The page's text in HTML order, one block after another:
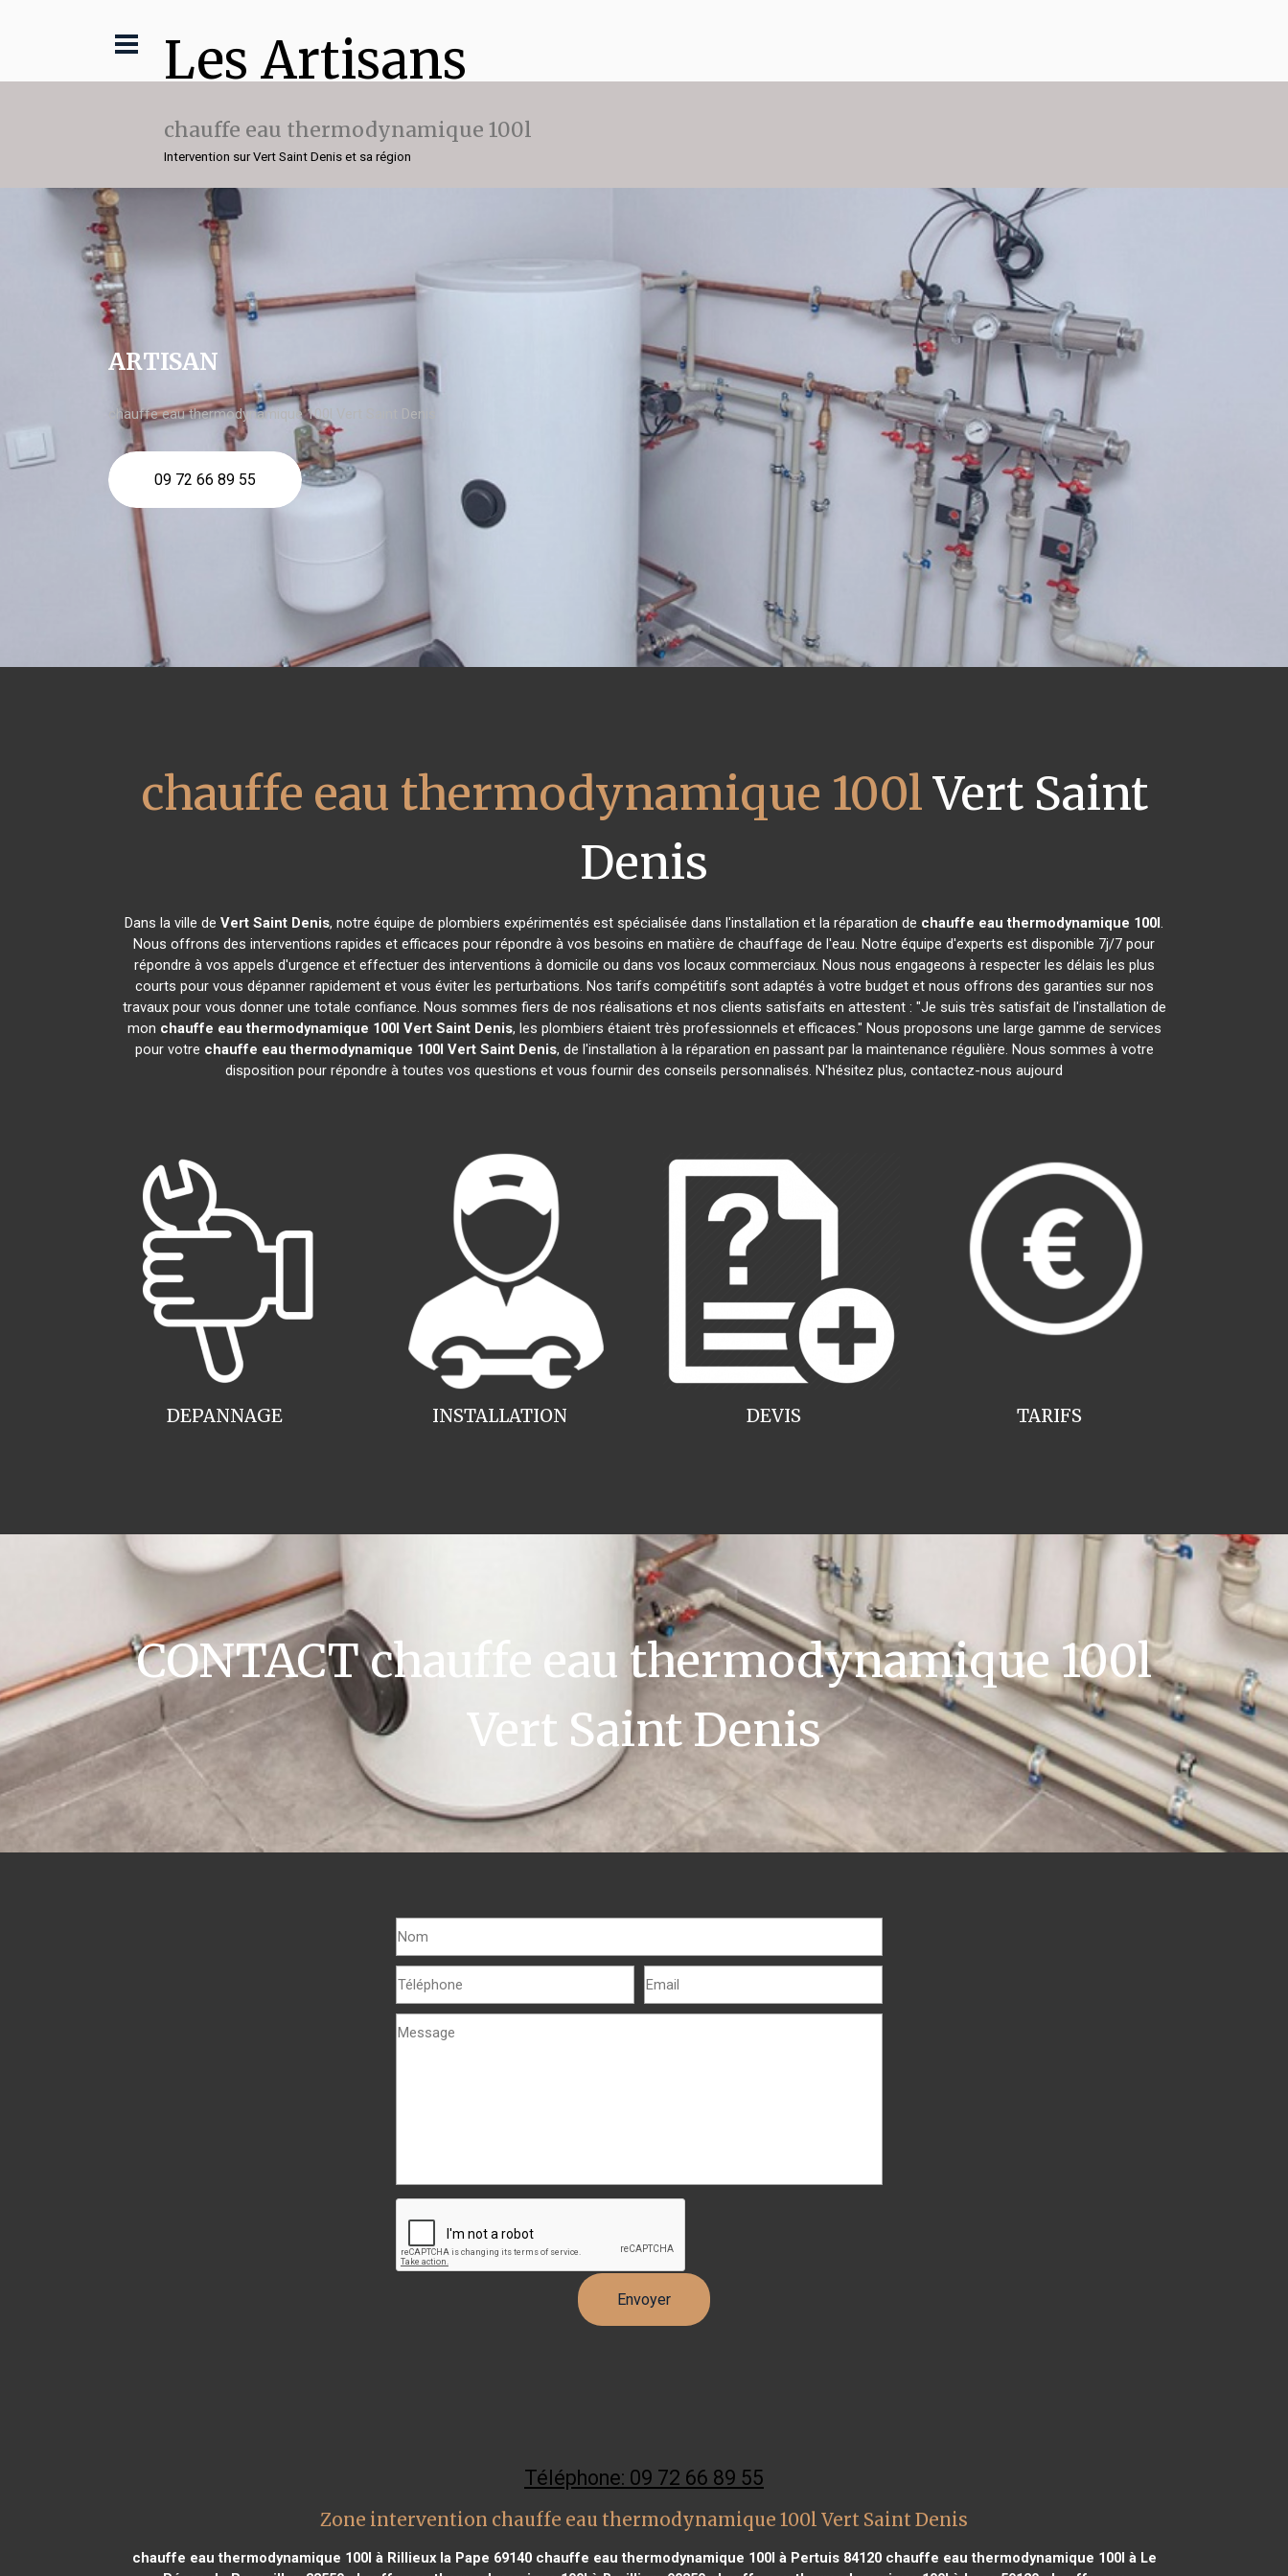
Les Artisans
chauffe eau thermodynamique 100l
Intervention sur Vert Saint Denis et sa région
ARTISAN
chauffe eau thermodynamique 100l Vert Saint Denis
09 72 66 89 55
chauffe eau thermodynamique 100lVert Saint
Denis
Dans la ville de Vert Saint Denis, notre équipe de plombiers expérimentés est spécialisée dans l'installation et la réparation de chauffe eau thermodynamique 100l.
Nous offrons des interventions rapides et efficaces pour répondre à vos besoins en matière de chauffage de l'eau. Notre équipe d'experts est disponible 7j/7 pour
répondre à vos appels d'urgence et effectuer des interventions à domicile ou dans vos locaux commerciaux. Nous nous engageons à respecter les délais les plus
courts pour vous dépanner rapidement et vous éviter les perturbations. Nos tarifs compétitifs sont adaptés à votre budget et nous offrons des garanties sur nos
travaux pour vous donner une totale confiance. Nous sommes fiers de nos réalisations et nos clients satisfaits en attestent : "Je suis très satisfait de l'installation de
mon chauffe eau thermodynamique 100l Vert Saint Denis, les plombiers étaient très professionnels et efficaces." Nous proposons une large gamme de services
pour votre chauffe eau thermodynamique 100l Vert Saint Denis, de l'installation à la réparation en passant par la maintenance régulière. Nous sommes à votre
disposition pour répondre à toutes vos questions et vous fournir des conseils personnalisés. N'hésitez plus, contactez-nous aujourd
INSTALLATION
DEPANNAGE TARIFS
DEVIS
CONTACT chauffe eau thermodynamique 100l
Vert Saint Denis
Téléphone: 09 72 66 89 55
Zone intervention chauffe eau thermodynamique 100l Vert Saint Denis
chauffe eau thermodynamique 100l à Rillieux la Pape 69140chauffe eau thermodynamique 100l à Pertuis 84120chauffe eau thermodynamique 100l à Le